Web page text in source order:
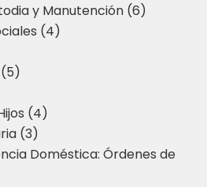
y Manutención (6)
(4)
(4)
(3)
Doméstica: Órdenes de